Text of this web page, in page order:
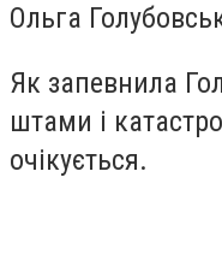
Ольга
Як запевнила
штами і
очікується.